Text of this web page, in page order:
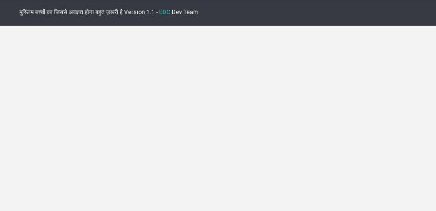
मुस्लिम बच्चों का जिससे अवज्ञत होना बहुत ज़रूरी है Version 1.1 - EDC Dev Team